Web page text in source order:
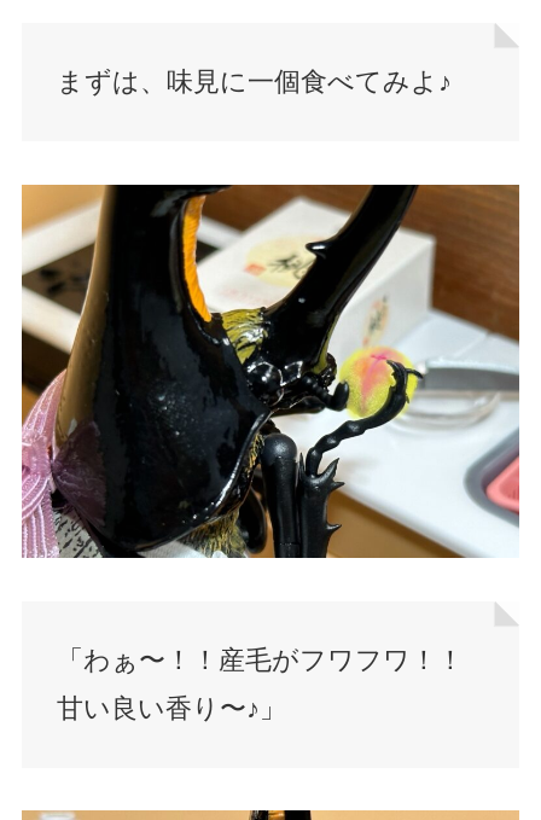
まずは、味見に一個食べてみよ♪
「わぁ〜！！産毛がフワフワ！！
甘い良い香り〜♪」